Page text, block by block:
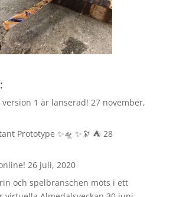
1 är lanserad! 27 november,
Prototype ✨🛸 ✨🔭 ⛺️ 28
26 juli, 2020
och spelbranschen möts i ett